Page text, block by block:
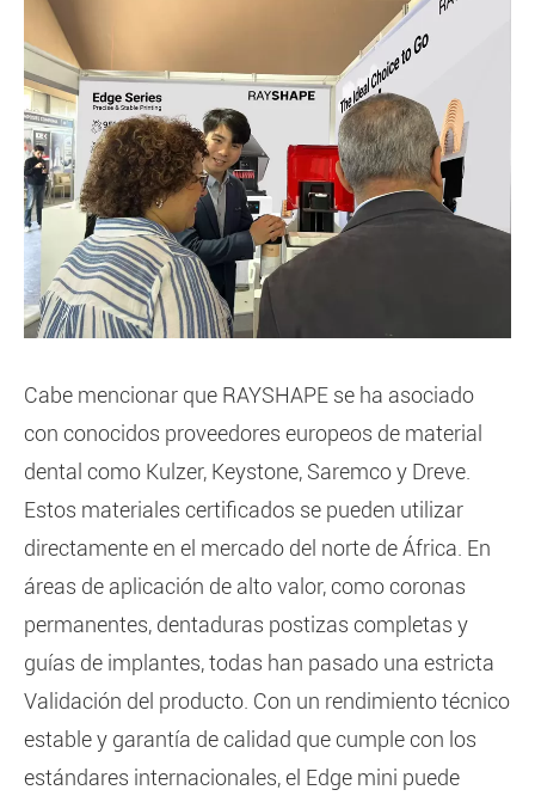
Cabe mencionar que RAYSHAPE se ha asociado
con conocidos proveedores europeos de material
dental como Kulzer, Keystone, Saremco y Dreve.
Estos materiales certificados se pueden utilizar
directamente en el mercado del norte de África. En
áreas de aplicación de alto valor, como coronas
permanentes, dentaduras postizas completas y
guías de implantes, todas han pasado una estricta
Validación del producto. Con un rendimiento técnico
estable y garantía de calidad que cumple con los
estándares internacionales, el Edge mini puede